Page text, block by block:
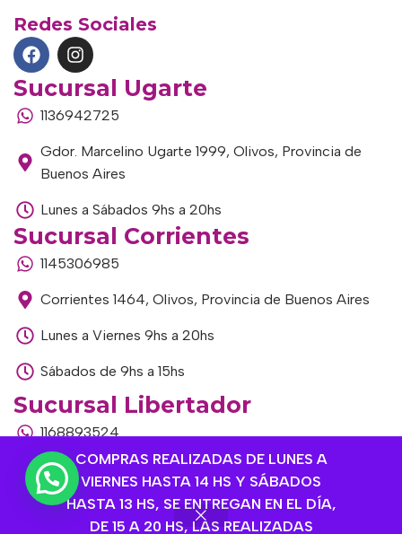
COMPRAS REALIZADAS DE LUNES A
VIERNES HASTA 14 HS Y SÁBADOS
HASTA 13 HS, SE ENTREGAN EN EL DÍA,
DE 15 A 20 HS, LAS REALIZADAS
Redes Sociales
Sucursal Ugarte
1136942725
Gdor. Marcelino Ugarte 1999, Olivos, Provincia de
Buenos Aires
Lunes a Sábados 9hs a 20hs
Sucursal Corrientes
1145306985
Corrientes 1464, Olivos, Provincia de Buenos Aires
Lunes a Viernes 9hs a 20hs
Sábados de 9hs a 15hs
Sucursal Libertador
1168893524
Av. del Libertador 1915, Vte. López, Provincia de
Buenos Aires
Lunes a Viernes de 9hs a 13hs / 16hs a 20hs